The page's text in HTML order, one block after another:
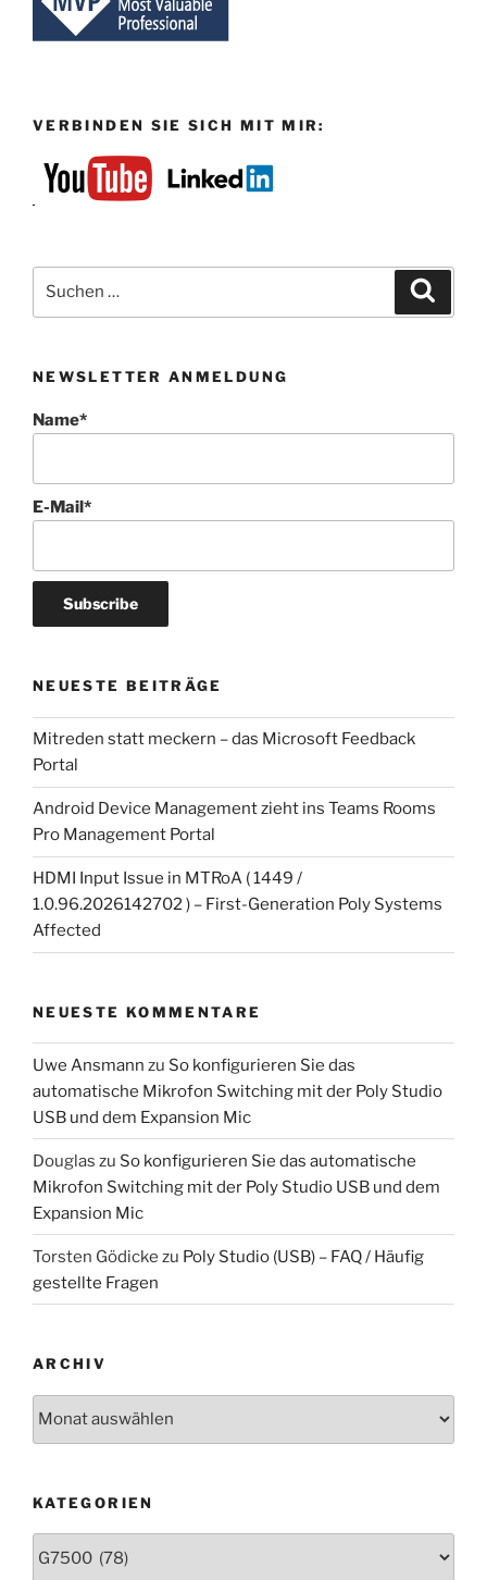
VERBINDEN SIE SICH MIT MIR:
nach:
NEWSLETTER ANMELDUNG
Name*
E-Mail*
NEUESTE BEITRÄGE
Mitreden statt meckern – das Microsoft Feedback
Portal
Android Device Management zieht ins Teams Rooms
Pro Management Portal
HDMI Input Issue in MTRoA ( 1449 /
1.0.96.2026142702 ) – First-Generation Poly Systems
Affected
NEUESTE KOMMENTARE
Uwe Ansmann zu So konfigurieren Sie das
automatische Mikrofon Switching mit der Poly Studio
USB und dem Expansion Mic
Douglas zu So konfigurieren Sie das automatische
Mikrofon Switching mit der Poly Studio USB und dem
Expansion Mic
Torsten Gödicke zu Poly Studio (USB) – FAQ / Häufig
gestellte Fragen
ARCHIV
KATEGORIEN